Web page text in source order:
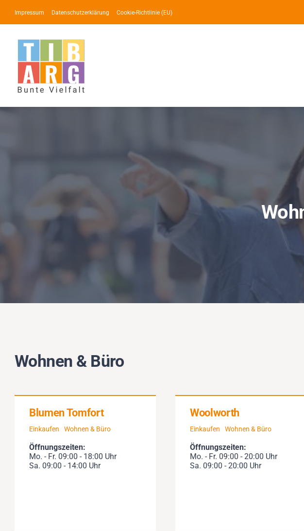
Inhalt
springen
Impressum Datenschutzerklärung Cookie-Richtlinie (EU)
Wohnen & Büro
Blumen Tomfort
Einkaufen Wohnen & Büro
Öffnungszeiten:
Mo. - Fr. 09:00 - 18:00 Uhr
Sa. 09:00 - 14:00 Uhr
Woolworth
Einkaufen Wohnen & Büro
Öffnungszeiten:
Mo. - Fr. 09:00 - 20:00 Uhr
Sa. 09:00 - 20:00 Uhr